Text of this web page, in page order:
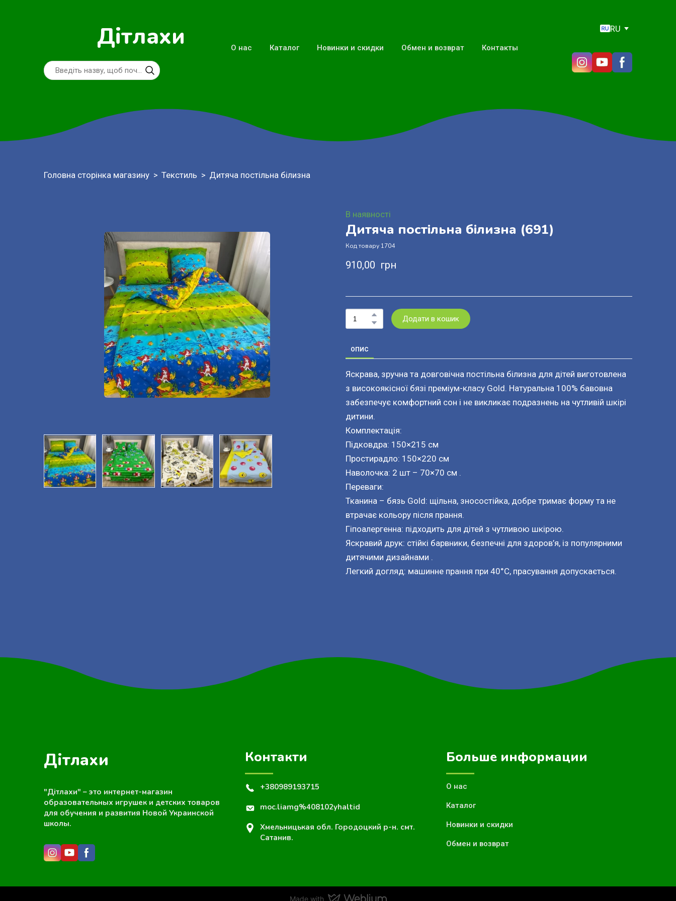
Дітлахи О нас Каталог Новинки и скидки Обмен и возврат Контакты
RU
Головна сторінка магазину Текстиль Дитяча постільна білизна
В наявності
Дитяча постільна білизна (691)
Код товару 1704
910,00  грн
Додати в кошик
ОПИС
Яскрава, зручна та довговічна постільна білизна для дітей виготовлена
з високоякісної бязі преміум-класу Gold. Натуральна 100% бавовна
забезпечує комфортний сон і не викликає подразнень на чутливій шкірі
дитини.
Комплектація:
Підковдра: 150×215 см
Простирадло: 150×220 см
Наволочка: 2 шт – 70×70 см .
Переваги:
Тканина – бязь Gold: щільна, зносостійка, добре тримає форму та не
втрачає кольору після прання.
Гіпоалергенна: підходить для дітей з чутливою шкірою.
Яскравий друк: стійкі барвники, безпечні для здоров’я, із популярними
дитячими дизайнами .
Легкий догляд: машинне прання при 40°C, прасування допускається.
Дітлахи
"Дітлахи" – это интернет-магазин
образовательных игрушек и детских товаров
для обучения и развития Новой Украинской
школы.
Контакти
+380989193715
moc.liamg%408102yhaltid
Хмельницькая обл. Городоцкий р-н. смт.
Сатанив.
Больше информации
О нас
Каталог
Новинки и скидки
Обмен и возврат
Made with